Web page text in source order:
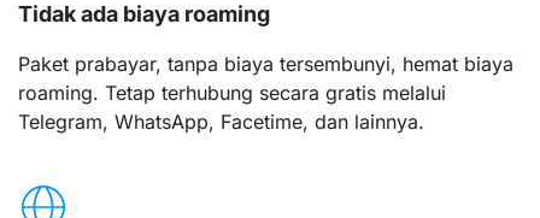
Tidak ada biaya roaming
Paket prabayar, tanpa biaya tersembunyi, hemat biaya
roaming. Tetap terhubung secara gratis melalui
Telegram, WhatsApp, Facetime, dan lainnya.